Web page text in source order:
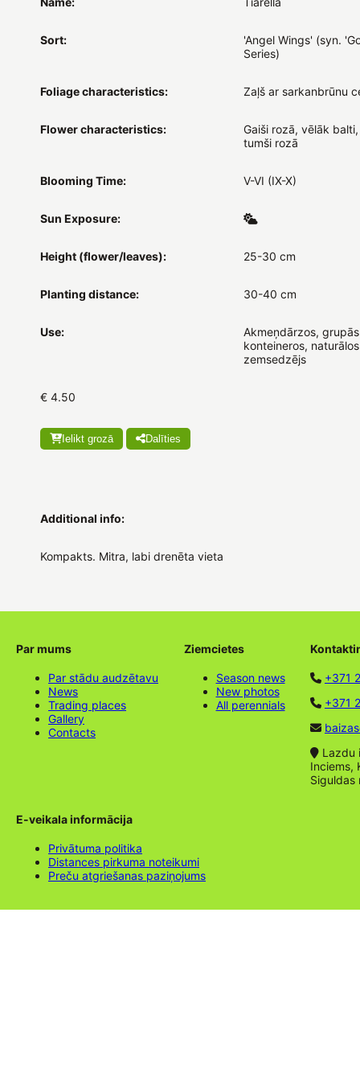
Sort:
'Angel Wings' (syn.
Series)
Foliage characteristics: Zaļš ar sarkanbrūnu
Flower characteristics:
Gaiši rozā, vēlāk
tumši rozā
Blooming Time: V-VI (IX-X)
Sun Exposure:
Height (flower/leaves): 25-30 cm
Planting distance: 30-40 cm
Use:
Akmeņdārzos,
konteineros,
zemsedzējs
€ 4.50
Ielikt grozā Dalīties
Additional info:
Kompakts. Mitra, labi drenēta vieta
Par mums
Par stādu audzētavu
News
Trading places
Gallery
Contacts
Ziemcietes
Season news
New photos
All perennials
+371
+371
Lazdu
Inciems,
Siguldas
E-veikala informācija
Privātuma politika
Distances pirkuma noteikumi
Preču atgriešanas paziņojums